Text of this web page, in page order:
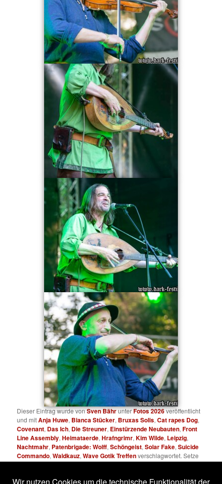
Dieser Eintrag wurde vonSven BährunterFotos 2026veröffentlicht
und mitAnja Huwe, Bianca Stücker, Bruxas Solis,Cat rapes Dog,
Covenant, Das Ich, Die Streuner, Einstürzende Neubauten,Front
Line Assembly,Heimataerde,Hrafngrimr,Kim Wilde, Leipzig,
Nachtmahr, Patenbrigade: Wolff,Schöngeist,Solar Fake,Suicide
Commando,Waldkauz,Wave Gotik Treffenverschlagwortet. Setze
ein Lesezeichen für denPermalink.